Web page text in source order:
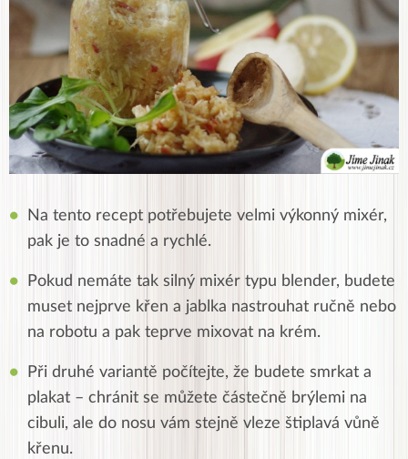
Na tento recept potřebujete velmi výkonný mixér,
pak je to snadné a rychlé.
Pokud nemáte tak silný mixér typu blender, budete
muset nejprve křen a jablka nastrouhat ručně nebo
na robotu a pak teprve mixovat na krém.
Při druhé variantě počítejte, že budete smrkat a
plakat – chránit se můžete částečně brýlemi na
cibuli, ale do nosu vám stejně vleze štiplavá vůně
křenu.